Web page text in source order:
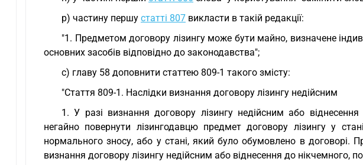
р) частину першу статті 807 викласти в такій редакції:
"1. Предметом договору лізингу може бути майно, визначене
основних засобів відповідно до законодавства";
с) главу 58 доповнити статтею 809-1 такого змісту:
"Стаття 809-1. Наслідки визнання договору лізингу недійсним
1. У разі визнання договору лізингу недійсним або
негайно повернути лізингодавцю предмет договору лізингу у
нормального зносу, або у стані, який було обумовлено в договорі.
визнання договору лізингу недійсним або віднесення до нікчемного,